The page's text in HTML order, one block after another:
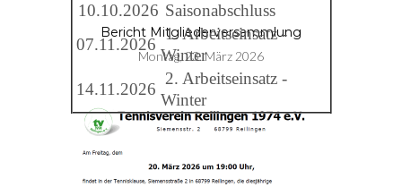
Bericht Mitgliederversammlung
Montag, 23. März 2026
10.10.2026 Saisonabschluss
07.11.2026
1. Arbeitseinsatz -
Winter
14.11.2026
2. Arbeitseinsatz -
Winter